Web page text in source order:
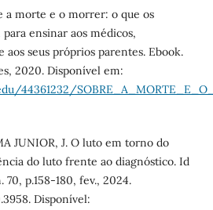
a morte e o morrer: o que os
ensinar aos médicos,
seus próprios parentes. Ebook.
2020. Disponível em:
44361232/
JUNIOR, J. O luto em torno do
do luto frente ao diagnóstico. Id
70, p.158-180, fev., 2024.
Disponível: